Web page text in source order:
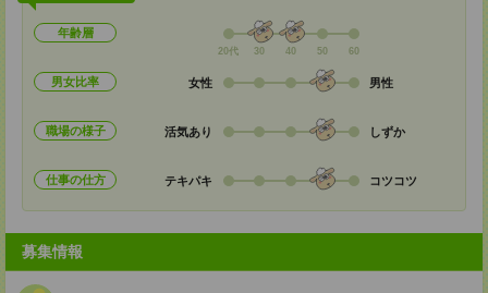
年齢層
20代 30 40 50 60
男女比率 女性 男性
職場の様子 活気あり しずか
仕事の仕方 テキパキ コツコツ
募集情報